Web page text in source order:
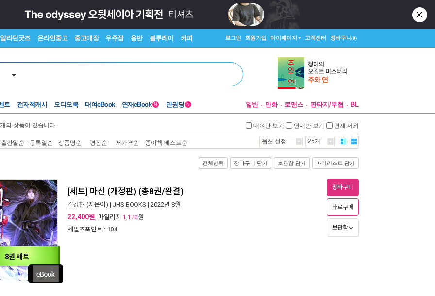
알라딘굿즈 온라인중고 중고매장 우주점 음반 블루레이 커피 로그인 회원가입 마이페이지 고객센터 장바구니(0)
트 전자책캐시 오디오북 대여eBook 연재eBook N 만권당 N 일반 만화 로맨스 판타지/무협 BL
개의 상품이 있습니다. 대여만 보기 연재만 보기 연재 제외
출간일순 등록일순 상품명순 평점순 저가격순 종이책 베스트순 옵션 설정 25개
전체선택 장바구니 담기 보관함 담기 마이리스트 담기
8권 세트
[세트] 마신 (개정판) (총8권/완결)
김강현 (지은이) | JHS BOOKS | 2022년 8월
22,400원, 마일리지 1,120원
세일즈포인트 : 104
장바구니
바로구매
보관함